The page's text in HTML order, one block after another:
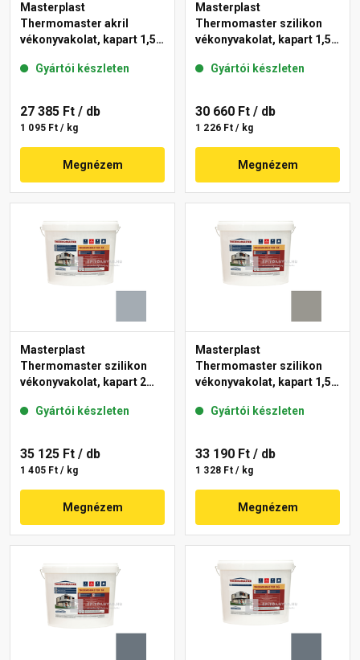
Masterplast
Thermomaster akril
vékonyvakolat, kapart 1,5
Gyártói készleten
27 385 Ft / db
1 095 Ft / kg
Megnézem
Masterplast
Thermomaster szilikon
vékonyvakolat, kapart 1,5
Gyártói készleten
30 660 Ft / db
1 226 Ft / kg
Megnézem
Masterplast
Thermomaster szilikon
vékonyvakolat, kapart 2
Gyártói készleten
35 125 Ft / db
1 405 Ft / kg
Megnézem
Masterplast
Thermomaster szilikon
vékonyvakolat, kapart 1,5
Gyártói készleten
33 190 Ft / db
1 328 Ft / kg
Megnézem